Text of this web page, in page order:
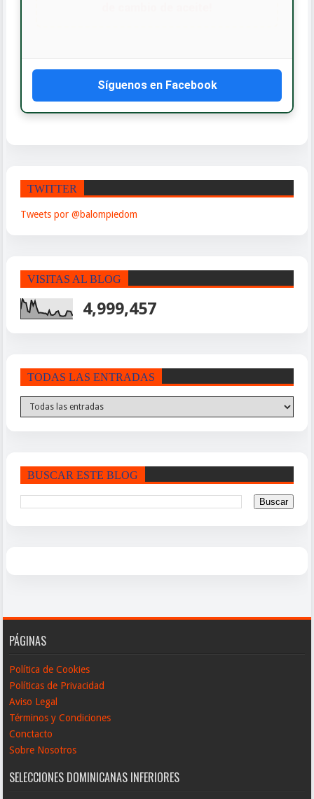
Síguenos en Facebook
TWITTER
Tweets por @balompiedom
VISITAS AL BLOG
4,999,457
TODAS LAS ENTRADAS
BUSCAR ESTE BLOG
PÁGINAS
Política de Cookies
Políticas de Privacidad
Aviso Legal
Términos y Condiciones
Conctacto
Sobre Nosotros
SELECCIONES DOMINICANAS INFERIORES